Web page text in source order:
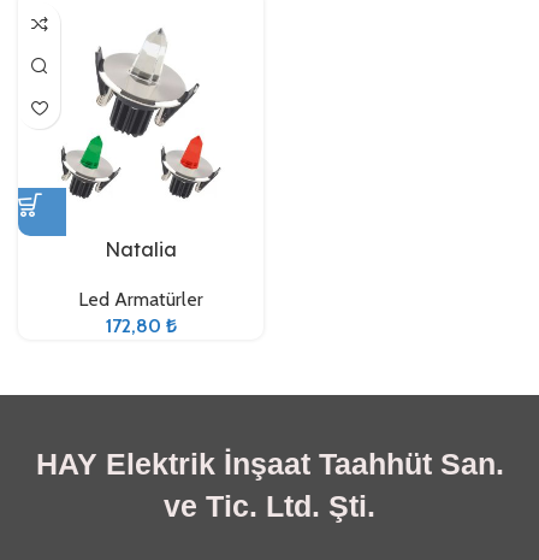
Natalia
Led Armatürler
172,80 ₺
HAY Elektrik İnşaat Taahhüt San.
ve Tic. Ltd. Şti.